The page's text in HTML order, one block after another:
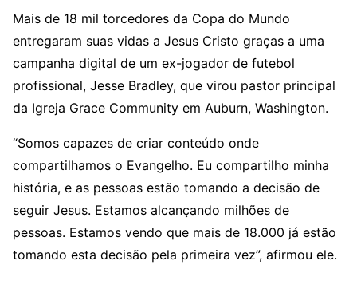
Mais de 18 mil torcedores da Copa do Mundo
entregaram suas vidas a Jesus Cristo graças a uma
campanha digital de um ex-jogador de futebol
profissional, Jesse Bradley, que virou pastor principal
da Igreja Grace Community em Auburn, Washington.
“Somos capazes de criar conteúdo onde
compartilhamos o Evangelho. Eu compartilho minha
história, e as pessoas estão tomando a decisão de
seguir Jesus. Estamos alcançando milhões de
pessoas. Estamos vendo que mais de 18.000 já estão
tomando esta decisão pela primeira vez”, afirmou ele.